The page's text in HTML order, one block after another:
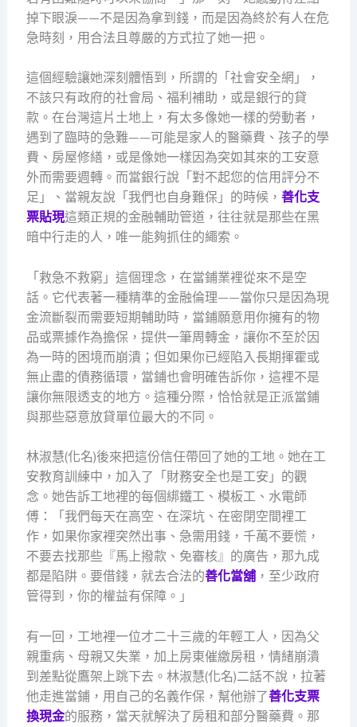
掉下眼淚——不是因為拿到錢，而是因為終於有人在危
急時刻，用合法且尊嚴的方式拉了她一把。
這個經驗讓她深刻體悟到，所謂的「社會安全網」，
不該只有政府的社會局、福利補助，或是銀行的貸
款。在台灣這片土地上，有太多像她一樣的勞動者，
遇到了臨時的急難——可能是家人的醫藥費、孩子的學
費、房屋修繕，或是像她一樣因為突如其來的工安意
外而需要週轉。而當銀行說「對不起您的信用評分不
足」、當親友說「我們也自身難保」的時候， 善化支
票貼現這類正規的金融輔助管道，往往就是那些在黑
暗中行走的人，唯一能夠抓住的繩索。
「救急不救窮」這個理念，在當鋪業裡從來不是空
話。它代表著一種精準的金融倫理——當你只是因為現
金流斷裂而需要短期輔助時，當鋪願意用你擁有的物
品或票據作為擔保，提供一筆周轉金，讓你不至於因
為一時的困境而崩潰；但如果你已經陷入長期揮霍或
無止盡的債務循環，當鋪也會明確告訴你，這裡不是
讓你無限透支的地方。這種分際，恰恰就是正派當鋪
與那些惡意放貸單位最大的不同。
林淑慧(化名)後來把這份信任帶回了她的工地。她在工
安教育訓練中，加入了「財務安全也是工安」的觀
念。她告訴工地裡的每個綁鐵工、模板工、水電師
傅：「我們每天在高空、在深坑、在密閉空間裡工
作，如果你家裡突然出事、急需用錢，千萬不要慌，
不要去找那些『馬上撥款、免審核』的廣告，那九成
都是陷阱。要借錢，就去合法的善化當舖，至少政府
管得到，你的權益有保障。」
有一回，工地裡一位才二十三歲的年輕工人，因為父
親重病、母親又失業，加上房東催繳房租，情緒崩潰
到差點從鷹架上跳下去。林淑慧(化名)二話不說，拉著
他走進當鋪，用自己的名義作保，幫他辦了善化支票
換現金的服務，當天就解決了房租和部分醫藥費。那